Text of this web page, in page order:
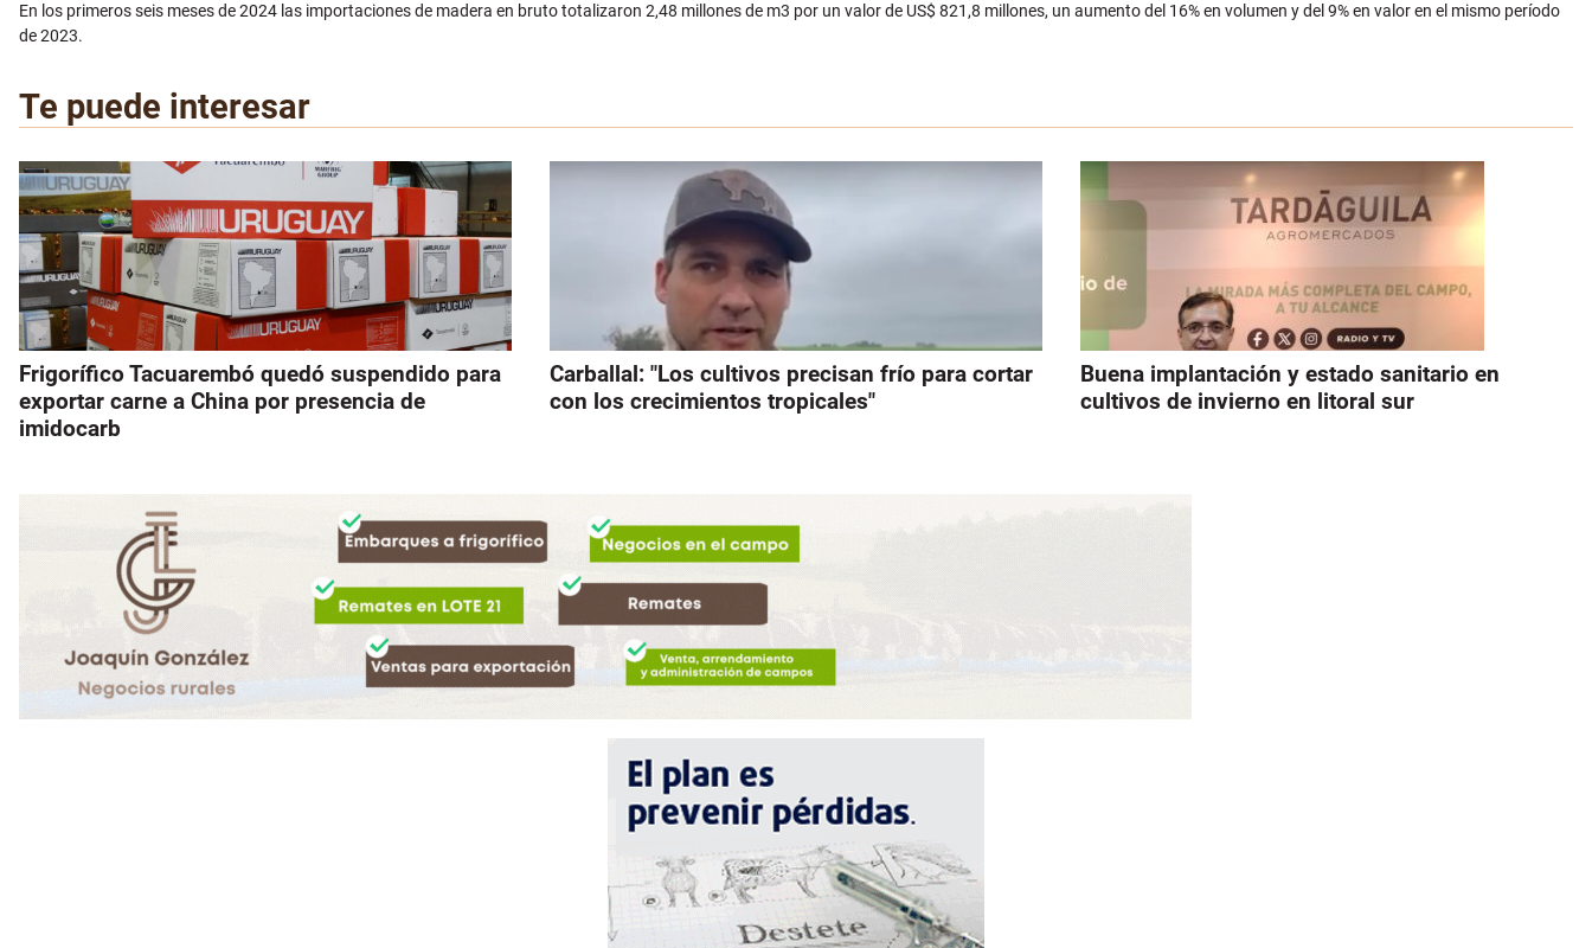
En los primeros seis meses de 2024 las importaciones de madera en bruto totalizaron 2,48 millones de m3 por un valor de US$ 821,8 millones, un aumento del 16% en volumen y del 9% en valor en el mismo período
de 2023.
Te puede interesar
Frigorífico Tacuarembó quedó suspendido para
exportar carne a China por presencia de
imidocarb
Carballal: "Los cultivos precisan frío para cortar
con los crecimientos tropicales"
Buena implantación y estado sanitario en
cultivos de invierno en litoral sur